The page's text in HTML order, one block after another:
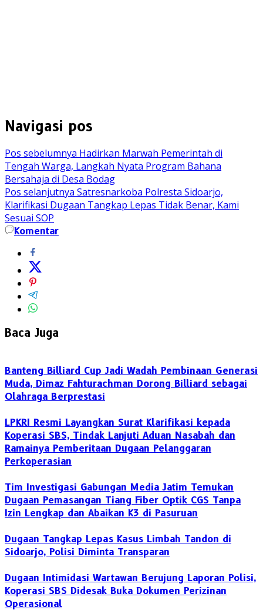
Navigasi pos
Pos sebelumnya Hadirkan Marwah Pemerintah di
Tengah Warga, Langkah Nyata Program Bahana
Bersahaja di Desa Bodag
Pos selanjutnya Satresnarkoba Polresta Sidoarjo,
Klarifikasi Dugaan Tangkap Lepas Tidak Benar, Kami
Sesuai SOP
Komentar
Baca Juga
Banteng Billiard Cup Jadi Wadah Pembinaan Generasi
Muda, Dimaz Fahturachman Dorong Billiard sebagai
Olahraga Berprestasi
LPKRI Resmi Layangkan Surat Klarifikasi kepada
Koperasi SBS, Tindak Lanjuti Aduan Nasabah dan
Ramainya Pemberitaan Dugaan Pelanggaran
Perkoperasian
Tim Investigasi Gabungan Media Jatim Temukan
Dugaan Pemasangan Tiang Fiber Optik CGS Tanpa
Izin Lengkap dan Abaikan K3 di Pasuruan
Dugaan Tangkap Lepas Kasus Limbah Tandon di
Sidoarjo, Polisi Diminta Transparan
Dugaan Intimidasi Wartawan Berujung Laporan Polisi,
Koperasi SBS Didesak Buka Dokumen Perizinan
Operasional